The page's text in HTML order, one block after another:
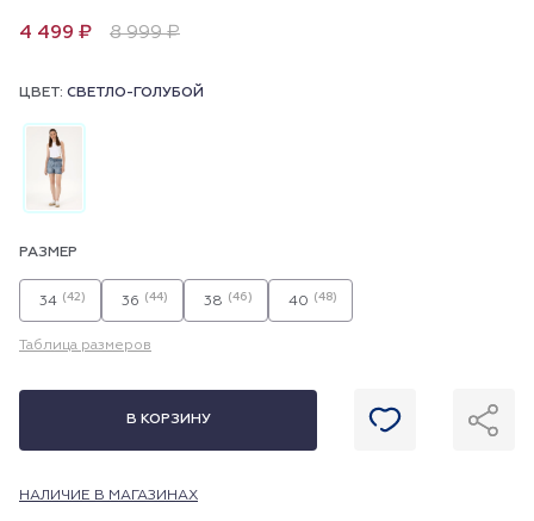
4 499 ₽ 8 999 ₽
ЦВЕТ: СВЕТЛО-ГОЛУБОЙ
РАЗМЕР
34 (42) 36 (44) 38 (46) 40 (48)
Таблица размеров
В КОРЗИНУ
НАЛИЧИЕ В МАГАЗИНАХ